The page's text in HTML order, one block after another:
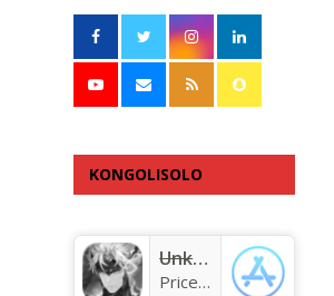
KONGOLISOLO
Unknown app
Price:Free